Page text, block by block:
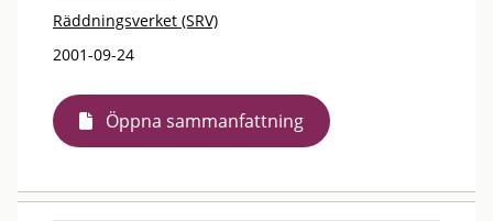
Räddningsverket (SRV)
2001-09-24
Öppna sammanfattning